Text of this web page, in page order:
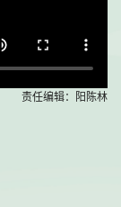
责任编辑：阳陈林